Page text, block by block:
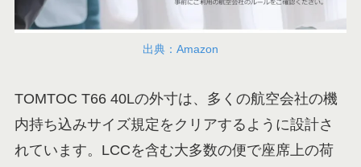
出典：Amazon
TOMTOC T66 40Lの外寸は、多くの航空会社の機
内持ち込みサイズ規定をクリアするように設計さ
れています。LCCを含む大多数の便で座席上の荷